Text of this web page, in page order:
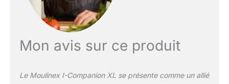
capacité du bol du robot
cuiseur multifonction est
maison pour votre famille
et vos amis jusqu'à 10
totale 4,5L)
Mon avis sur ce produit
Le Moulinex I-Companion XL se présente comme un allié